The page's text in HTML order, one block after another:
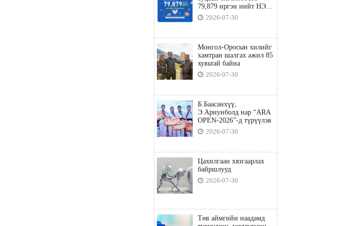
79,879 иргэн нийт НЭГ
ТЭРБУМ төгрөгийн
татвараа төлөв
2026-07-30
Монгол-Оросын хилийг
хамтран шалгах ажил 85
хувьтай байна
2026-07-30
Б.Баасанхүү,
Э.Ариунболд нар “ARA
OPEN-2026”-д түрүүлэв
2026-07-30
Цахилгаан хязгаарлах
байршлууд
2026-07-30
Төв аймгийн наадамд